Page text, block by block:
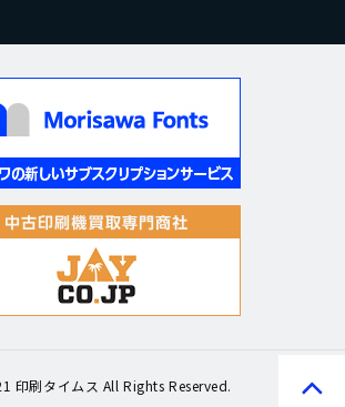
印刷タイムス All Rights Reserved.